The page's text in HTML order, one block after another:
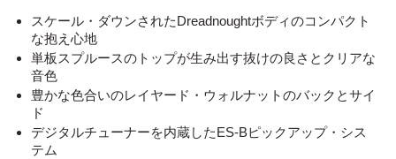
スケール・ダウンされたDreadnoughtボディのコンパクト
な抱え心地
単板スプルースのトップが生み出す抜けの良さとクリアな
音色
豊かな色合いのレイヤード・ウォルナットのバックとサイ
ド
デジタルチューナーを内蔵したES-Bピックアップ・シス
テム